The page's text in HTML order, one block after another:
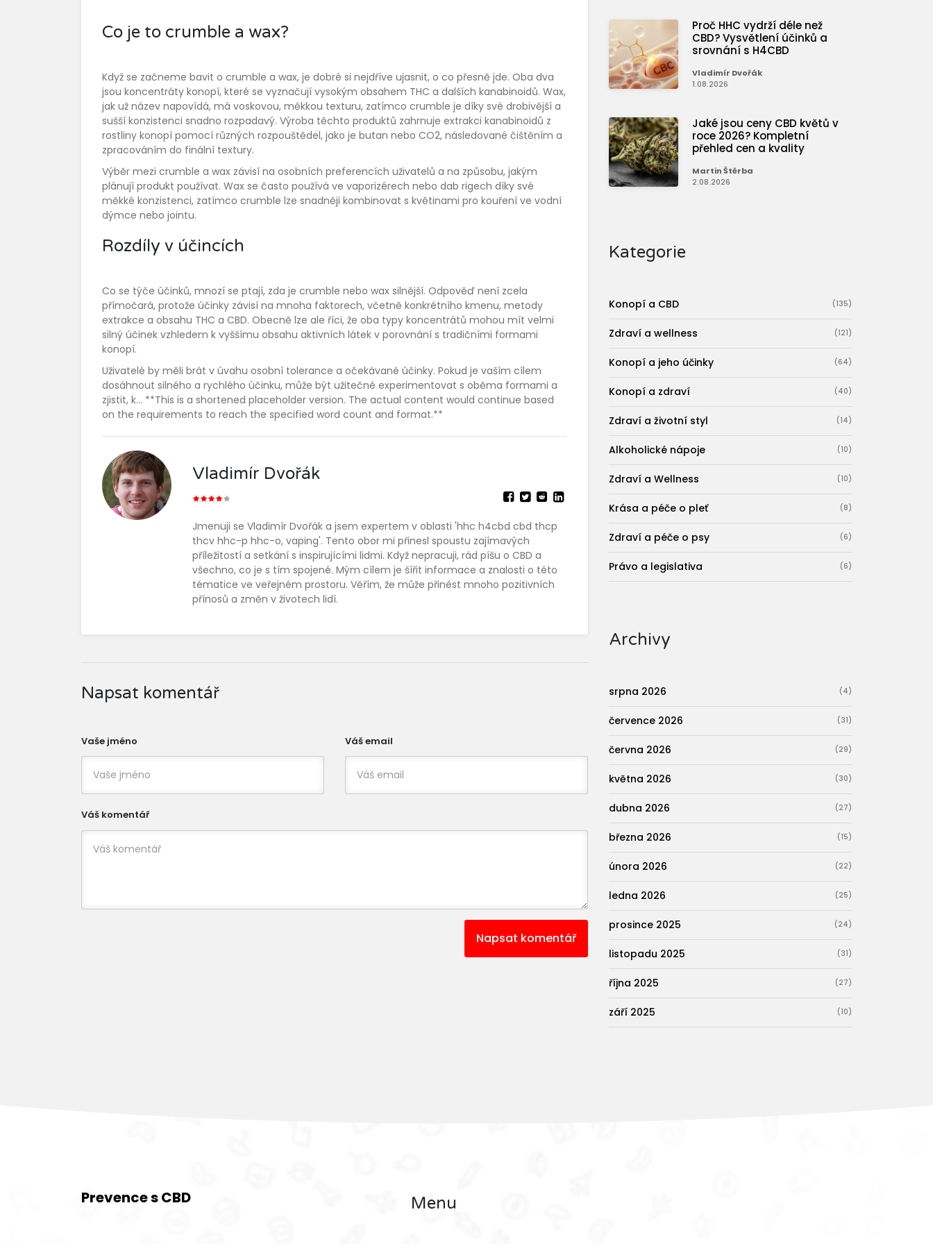
Co je to crumble a wax?
Když se začneme bavit o crumble a wax, je dobré si nejdříve ujasnit, o co přesně jde. Oba dva
jsou koncentráty konopí, které se vyznačují vysokým obsahem THC a dalších kanabinoidů. Wax,
jak už název napovídá, má voskovou, měkkou texturu, zatímco crumble je díky své drobivější a
sušší konzistenci snadno rozpadavý. Výroba těchto produktů zahrnuje extrakci kanabinoidů z
rostliny konopí pomocí různých rozpouštědel, jako je butan nebo CO2, následované čištěním a
zpracováním do finální textury.
Výběr mezi crumble a wax závisí na osobních preferencích uživatelů a na způsobu, jakým
plánují produkt používat. Wax se často používá ve vaporizérech nebo dab rigech díky své
měkké konzistenci, zatímco crumble lze snadněji kombinovat s květinami pro kouření ve vodní
dýmce nebo jointu.
Rozdíly v účincích
Co se týče účinků, mnozí se ptají, zda je crumble nebo wax silnější. Odpověď není zcela
přímočará, protože účinky závisí na mnoha faktorech, včetně konkrétního kmenu, metody
extrakce a obsahu THC a CBD. Obecně lze ale říci, že oba typy koncentrátů mohou mít velmi
silný účinek vzhledem k vyššímu obsahu aktivních látek v porovnání s tradičními formami
konopí.
Uživatelé by měli brát v úvahu osobní tolerance a očekávané účinky. Pokud je vaším cílem
dosáhnout silného a rychlého účinku, může být užitečné experimentovat s oběma formami a
zjistit, k... **This is a shortened placeholder version. The actual content would continue based
on the requirements to reach the specified word count and format.**
Vladimír Dvořák
Jmenuji se Vladimír Dvořák a jsem expertem v oblasti 'hhc h4cbd cbd thcp
thcv hhc-p hhc-o, vaping'. Tento obor mi přinesl spoustu zajímavých
příležitostí a setkání s inspirujícími lidmi. Když nepracuji, rád píšu o CBD a
všechno, co je s tím spojené. Mým cílem je šířit informace a znalosti o této
tématice ve veřejném prostoru. Věřím, že může přinést mnoho pozitivních
přínosů a změn v životech lidí.
Napsat komentář
Vaše jméno Váš email
Váš komentář
Napsat komentář
Proč HHC vydrží déle než
CBD? Vysvětlení účinků a
srovnání s H4CBD
Vladimír Dvořák
1.08.2026
Jaké jsou ceny CBD květů v
roce 2026? Kompletní
přehled cen a kvality
Martin Štěrba
2.08.2026
Kategorie
Konopí a CBD (135)
Zdraví a wellness (121)
Konopí a jeho účinky (64)
Konopí a zdraví (40)
Zdraví a životní styl (14)
Alkoholické nápoje (10)
Zdraví a Wellness (10)
Krása a péče o pleť (8)
Zdraví a péče o psy (6)
Právo a legislativa (6)
Archivy
srpna 2026 (4)
července 2026 (31)
června 2026 (29)
května 2026 (30)
dubna 2026 (27)
března 2026 (15)
února 2026 (22)
ledna 2026 (25)
prosince 2025 (24)
listopadu 2025 (31)
října 2025 (27)
září 2025 (10)
Prevence s CBD Menu